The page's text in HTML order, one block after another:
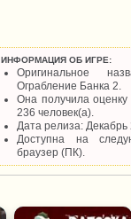
ИНФОРМАЦИЯ ОБ ИГРЕ:
Оригинальное
Ограбление Банка 2.
Она получила
236 человек(а).
Дата релиза: Декабрь
Доступна на
браузер (ПК).